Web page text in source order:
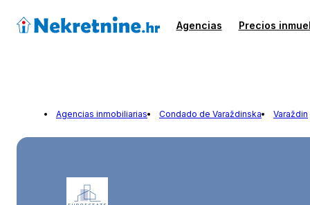
Agencias Precios
Agencias inmobiliarias Condado de Varaždinska Varaždin